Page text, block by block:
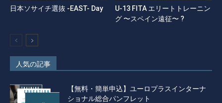
日本ソサイチ選抜 -EAST- Day
U-13 FITA エリートトレーニン
グ 〜スペイン遠征〜 ?
人気の記事
【無料・簡単申込】ユーロプラスインターナ
ショナル総合パンフレット